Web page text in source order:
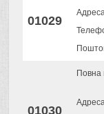
01029
01030
Повна